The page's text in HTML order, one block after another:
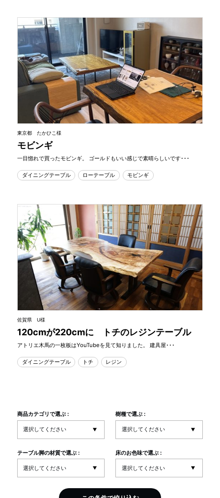
東京都 たかひこ様
モビンギ
一目惚れで買ったモビンギ。 ゴールドもいい感じで素晴らしいです･･･
ダイニングテーブル ローテーブル モビンギ
佐賀県 U様
120cmが220cmに トチのレジンテーブル
アトリエ木馬の一枚板はYouTubeを見て知りました。 建具屋･･･
ダイニングテーブル トチ レジン
商品カテゴリで選ぶ : 樹種で選ぶ :
テーブル脚の材質で選ぶ : 床のお色味で選ぶ :